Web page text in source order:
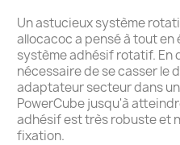
Un astucieux système
allocacoc a pensé à tout
système adhésif rotatif. En
nécessaire de se casser le
adaptateur secteur dans
PowerCube jusqu'à
adhésif est très robuste et
fixation.